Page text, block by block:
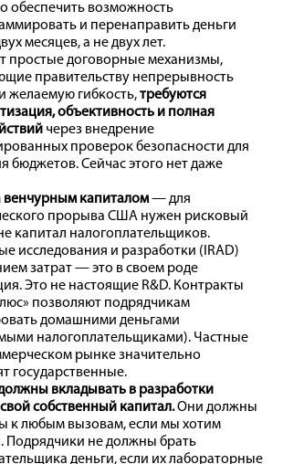
обеспечить возможность
и перенаправить деньги
месяцев, а не двух лет.
простые договорные механизмы,
правительству непрерывность
желаемую гибкость,требуются
объективность и полная
через внедрение
проверок безопасности для
бюджетов. Сейчас этого нет даже
венчурным капиталом— для
прорыва США нужен рисковый
капитал налогоплательщиков.
исследования и разработки (IRAD)
затрат — это в своем роде
Это не настоящие R&D. Контракты
позволяют подрядчикам
домашними деньгами
налогоплательщиками). Частные
рынке значительно
государственные.
вкладывать в разработки
собственный капитал.Они должны
к любым вызовам, если мы хотим
Подрядчики не должны брать
деньги, если их лабораторные